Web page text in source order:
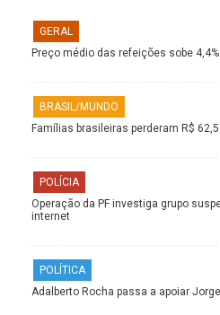
GERAL
Preço médio das refeições sobe
BRASIL/MUNDO
Famílias brasileiras perderam R$
POLÍCIA
Operação da PF investiga grupo
internet
POLÍTICA
Adalberto Rocha passa a apoiar